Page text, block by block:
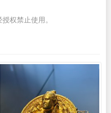
权禁止使用。